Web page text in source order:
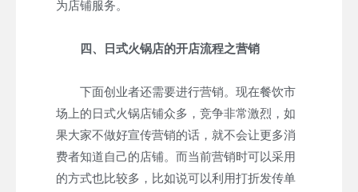
为店铺服务。
四、日式火锅店的开店流程之营销
下面创业者还需要进行营销。现在餐饮市
场上的日式火锅店铺众多，竞争非常激烈，如
果大家不做好宣传营销的话，就不会让更多消
费者知道自己的店铺。而当前营销时可以采用
的方式也比较多，比如说可以利用打折发传单